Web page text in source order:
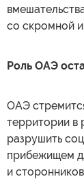
со скромной
Роль ОАЭ
ОАЭ
территории в
разрушить
прибежищем
и